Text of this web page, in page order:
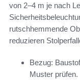
von 2–4 m je nach
rutschhemmende
reduzieren
Bezug:
Muster prüfen.